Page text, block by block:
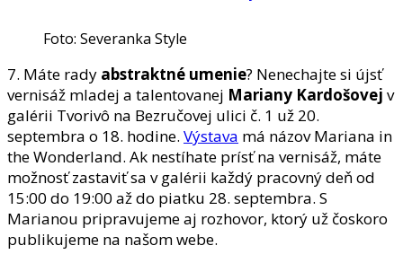
Foto: Severanka Style
7. Máte rady abstraktné umenie? Nenechajte si újsť
vernisáž mladej a talentovanej Mariany Kardošovej v
galérii Tvorivô na Bezručovej ulici č. 1 už 20.
septembra o 18. hodine. Výstava má názov Mariana in
the Wonderland. Ak nestíhate prísť na vernisáž, máte
možnosť zastaviť sa v galérii každý pracovný deň od
15:00 do 19:00 až do piatku 28. septembra. S
Marianou pripravujeme aj rozhovor, ktorý už čoskoro
publikujeme na našom webe.